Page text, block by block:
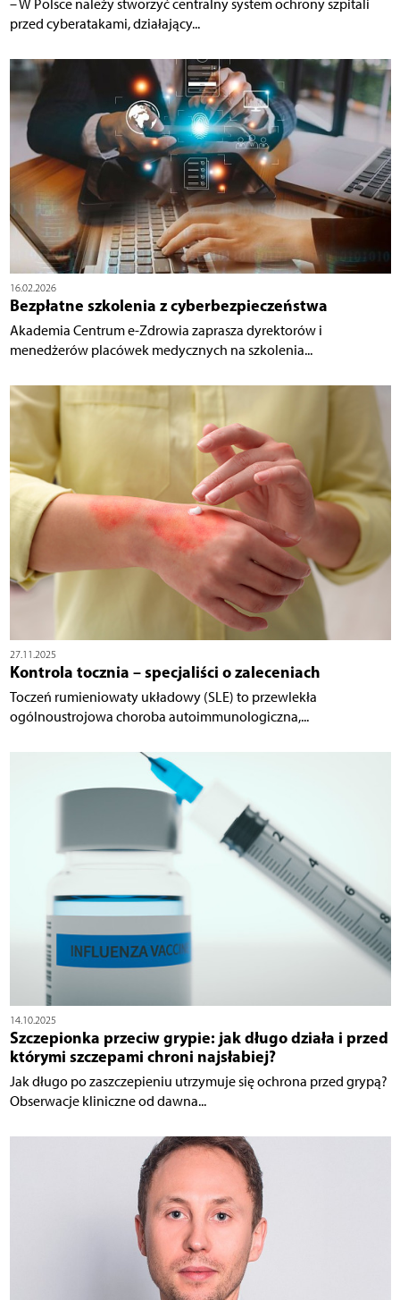
– W Polsce należy stworzyć centralny system ochrony szpitali
przed cyberatakami, działający...
16.02.2026
Bezpłatne szkolenia z cyberbezpieczeństwa
Akademia Centrum e-Zdrowia zaprasza dyrektorów i
menedżerów placówek medycznych na szkolenia...
27.11.2025
Kontrola tocznia – specjaliści o zaleceniach
Toczeń rumieniowaty układowy (SLE) to przewlekła
ogólnoustrojowa choroba autoimmunologiczna,...
14.10.2025
Szczepionka przeciw grypie: jak długo działa i przed
którymi szczepami chroni najsłabiej?
Jak długo po zaszczepieniu utrzymuje się ochrona przed grypą?
Obserwacje kliniczne od dawna...